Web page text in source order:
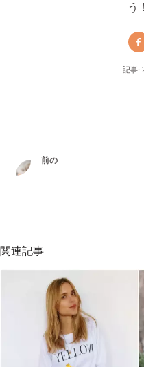
う！
記事:
前の
関連記事